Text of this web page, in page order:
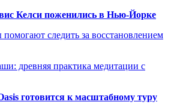
Келси поженились в Нью-Йорке
следить за восстановлением
древняя практика медитации с
готовится к масштабному туру